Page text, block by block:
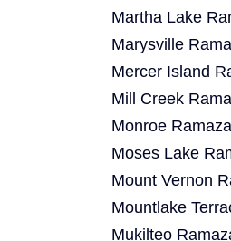
Martha Lake
Marysville
Mercer Island
Mill Creek
Monroe
Moses Lake
Mount Vernon
Mountlake
Mukilteo